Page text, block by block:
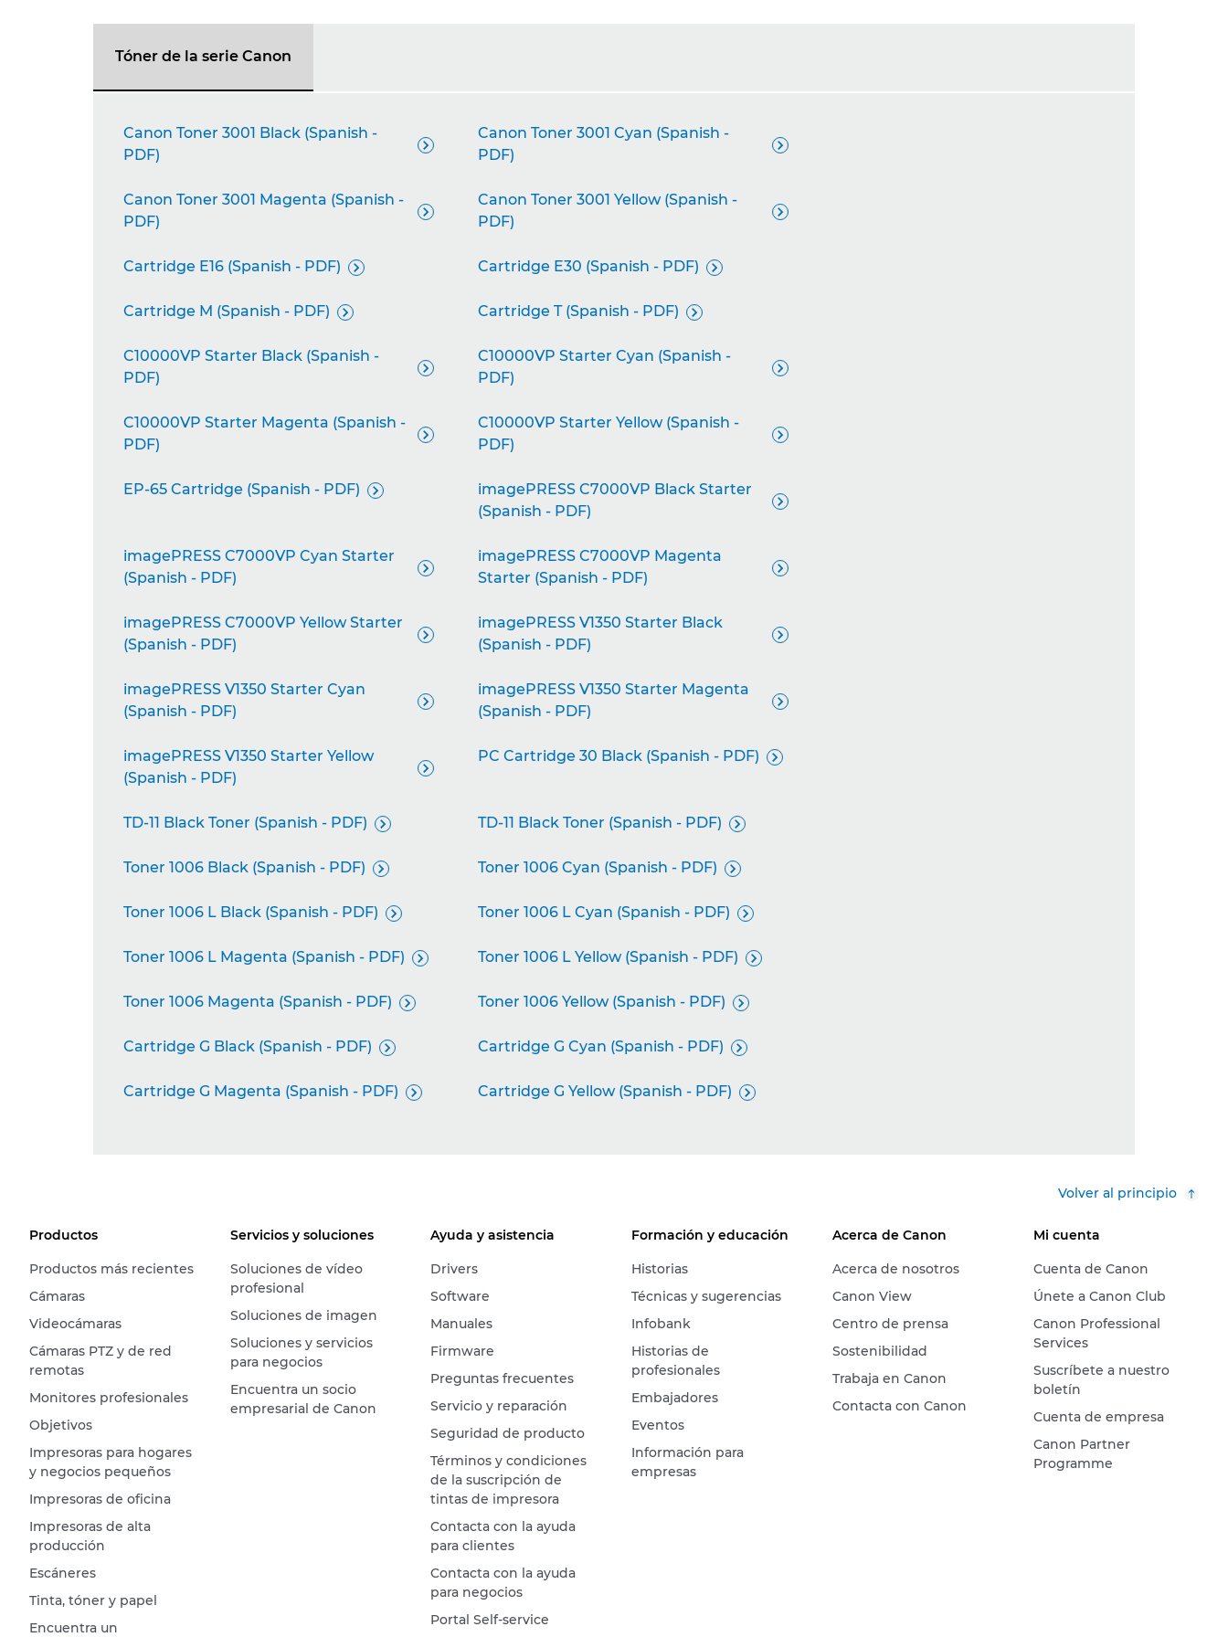
Tóner de la serie Canon
Canon Toner 3001 Black (Spanish -
PDF)

Canon Toner 3001 Cyan (Spanish -
PDF)

Canon Toner 3001 Magenta (Spanish -
PDF)

Canon Toner 3001 Yellow (Spanish -
PDF)

Cartridge E16 (Spanish - PDF)  Cartridge E30 (Spanish - PDF) 
Cartridge M (Spanish - PDF)  Cartridge T (Spanish - PDF) 
C10000VP Starter Black (Spanish -
PDF)

C10000VP Starter Cyan (Spanish -
PDF)

C10000VP Starter Magenta (Spanish -
PDF)

C10000VP Starter Yellow (Spanish -
PDF)

EP-65 Cartridge (Spanish - PDF) 
imagePRESS C7000VP Black Starter
(Spanish - PDF)

imagePRESS C7000VP Cyan Starter
(Spanish - PDF)

imagePRESS C7000VP Magenta
Starter (Spanish - PDF)

imagePRESS C7000VP Yellow Starter
(Spanish - PDF)

imagePRESS V1350 Starter Black
(Spanish - PDF)

imagePRESS V1350 Starter Cyan
(Spanish - PDF)

imagePRESS V1350 Starter Magenta
(Spanish - PDF)

imagePRESS V1350 Starter Yellow
(Spanish - PDF)

PC Cartridge 30 Black (Spanish - PDF) 
TD-11 Black Toner (Spanish - PDF)  TD-11 Black Toner (Spanish - PDF) 
Toner 1006 Black (Spanish - PDF)  Toner 1006 Cyan (Spanish - PDF) 
Toner 1006 L Black (Spanish - PDF)  Toner 1006 L Cyan (Spanish - PDF) 
Toner 1006 L Magenta (Spanish - PDF)  Toner 1006 L Yellow (Spanish - PDF) 
Toner 1006 Magenta (Spanish - PDF)  Toner 1006 Yellow (Spanish - PDF) 
Cartridge G Black (Spanish - PDF)  Cartridge G Cyan (Spanish - PDF) 
Cartridge G Magenta (Spanish - PDF)  Cartridge G Yellow (Spanish - PDF) 
Volver al principio
Productos
Productos más recientes
Cámaras
Videocámaras
Cámaras PTZ y de red
remotas
Monitores profesionales
Objetivos
Impresoras para hogares
y negocios pequeños
Impresoras de oficina
Impresoras de alta
producción
Escáneres
Tinta, tóner y papel
Encuentra un
Servicios y soluciones
Soluciones de vídeo
profesional
Soluciones de imagen
Soluciones y servicios
para negocios
Encuentra un socio
empresarial de Canon
Ayuda y asistencia
Drivers
Software
Manuales
Firmware
Preguntas frecuentes
Servicio y reparación
Seguridad de producto
Términos y condiciones
de la suscripción de
tintas de impresora
Contacta con la ayuda
para clientes
Contacta con la ayuda
para negocios
Portal Self-service
Formación y educación
Historias
Técnicas y sugerencias
Infobank
Historias de
profesionales
Embajadores
Eventos
Información para
empresas
Acerca de Canon
Acerca de nosotros
Canon View
Centro de prensa
Sostenibilidad
Trabaja en Canon
Contacta con Canon
Mi cuenta
Cuenta de Canon
Únete a Canon Club
Canon Professional
Services
Suscríbete a nuestro
boletín
Cuenta de empresa
Canon Partner
Programme